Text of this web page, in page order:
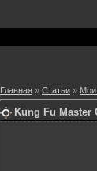
Главная » Статьи » Мои
Kung Fu Master